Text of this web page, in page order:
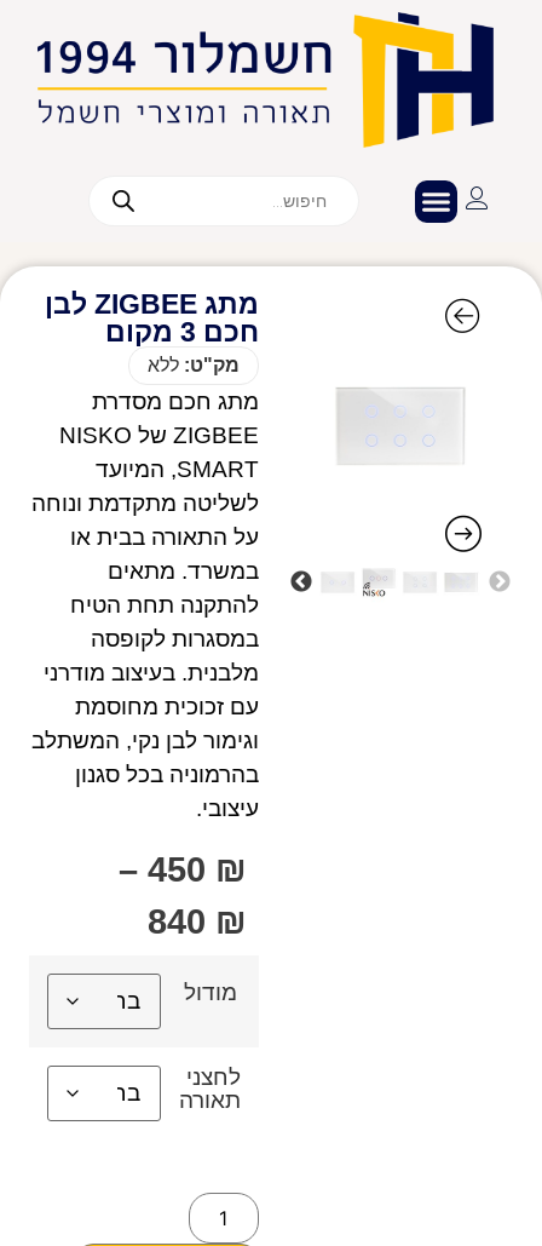
מתג ZIGBEE לבן
חכם 3 מקום
מק"ט: ללא
מתג חכם מסדרת
ZIGBEE של NISKO
SMART, המיועד
לשליטה מתקדמת ונוחה
על התאורה בבית או
במשרד. מתאים
להתקנה תחת הטיח
במסגרות לקופסה
מלבנית. בעיצוב מודרני
עם זכוכית מחוסמת
וגימור לבן נקי, המשתלב
בהרמוניה בכל סגנון
עיצובי.
450 ₪
–
840 ₪
מודול
לחצני
תאורה